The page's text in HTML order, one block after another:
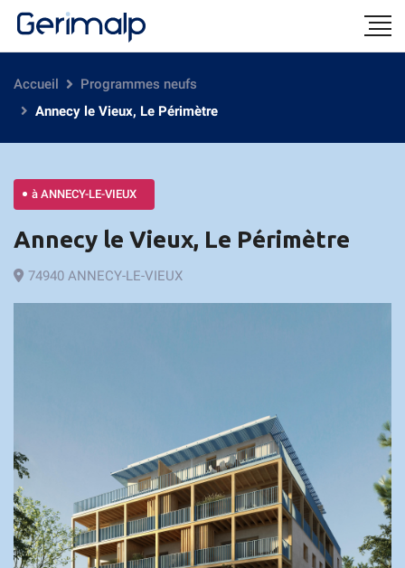
Accueil
Programmes neufs
Annecy le Vieux, Le Périmètre
à ANNECY-LE-VIEUX
Annecy le Vieux, Le Périmètre
74940 ANNECY-LE-VIEUX